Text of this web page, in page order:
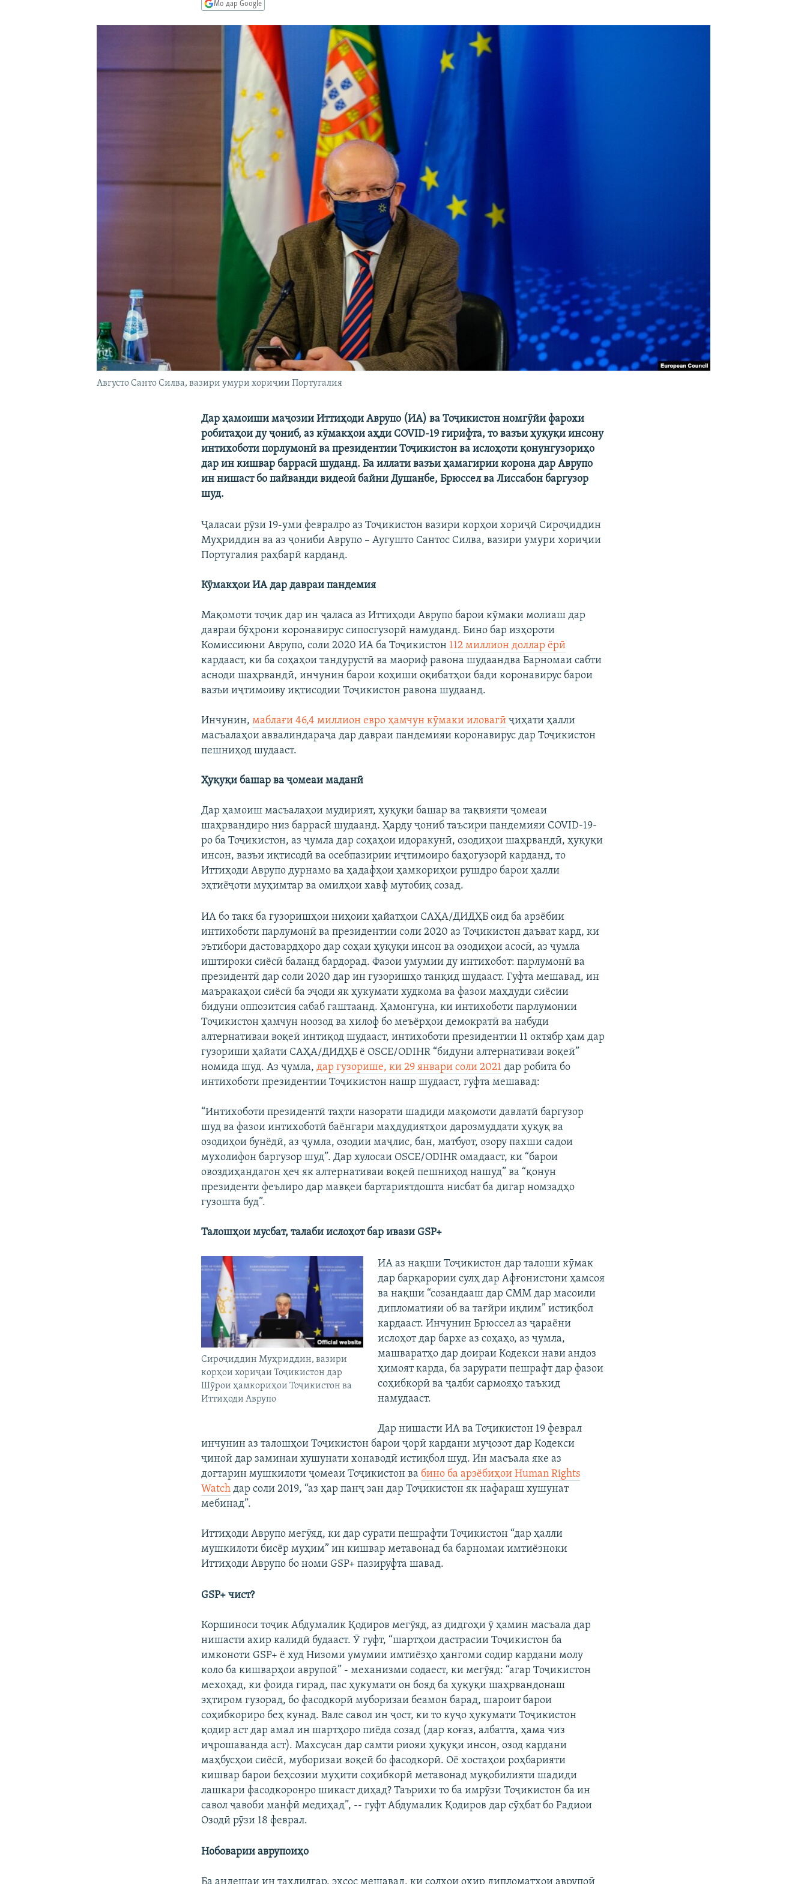
Мо дар Google
Aвгусто Санто Силва, вазири умури хориҷии Португалия
Дар ҳамоиши маҷозии Иттиҳоди Аврупо (ИА) ва Тоҷикистон номгӯйи фарохи
робитаҳои ду ҷониб, аз кӯмакҳои аҳди COVID-19 гирифта, то вазъи ҳуқуқи инсону
интихоботи порлумонӣ ва президентии Тоҷикистон ва ислоҳоти қонунгузориҳо
дар ин кишвар баррасӣ шуданд. Ба иллати вазъи ҳамагирии корона дар Аврупо
ин нишаст бо пайванди видеоӣ байни Душанбе, Брюссел ва Лиссабон баргузор
шуд.
Ҷаласаи рӯзи 19-уми февралро аз Тоҷикистон вазири корҳои хориҷӣ Сироҷиддин
Муҳриддин ва аз ҷониби Аврупо – Аугушто Сантос Силва, вазири умури хориҷии
Португалия раҳбарӣ карданд.
Кӯмакҳои ИА дар давраи пандемия
Мақомоти тоҷик дар ин ҷаласа аз Иттиҳоди Аврупо барои кӯмаки молиаш дар
давраи бӯҳрони коронавирус сипосгузорӣ намуданд. Бино бар изҳороти
Комиссиюни Аврупо, соли 2020 ИА ба Тоҷикистон 112 миллион доллар ёрӣ
кардааст, ки ба соҳаҳои тандурустӣ ва маориф равона шудаандва Барномаи сабти
асноди шаҳрвандӣ, инчунин барои коҳиши оқибатҳои бади коронавирус барои
вазъи иҷтимоиву иқтисодии Тоҷикистон равона шудаанд.
Инчунин,маблағи 46,4 миллион евро ҳамчун кӯмаки иловагӣ ҷиҳати ҳалли
масъалаҳои аввалиндараҷа дар давраи пандемияи коронавирус дар Тоҷикистон
пешниҳод шудааст.
Ҳуқуқи башар ва ҷомеаи маданӣ
Дар ҳамоиш масъалаҳои мудирият, ҳуқуқи башар ва тақвияти ҷомеаи
шаҳрвандиро низ баррасӣ шудаанд. Ҳарду ҷониб таъсири пандемияи COVID-19-
ро ба Тоҷикистон, аз ҷумла дар соҳаҳои идоракунӣ, озодиҳои шаҳрвандӣ, ҳуқуқи
инсон, вазъи иқтисодӣ ва осебпазирии иҷтимоиро баҳогузорӣ карданд, то
Иттиҳоди Аврупо дурнамо ва ҳадафҳои ҳамкориҳои рушдро барои ҳалли
эҳтиёҷоти муҳимтар ва омилҳои хавф мутобиқ созад.
ИА бо такя ба гузоришҳои ниҳоии ҳайатҳои САҲА/ДИДҲБ оид ба арзёбии
интихоботи парлумонӣ ва президентии соли 2020 аз Тоҷикистон даъват кард, ки
эътибори дастовардҳоро дар соҳаи ҳуқуқи инсон ва озодиҳои асосӣ, аз ҷумла
иштироки сиёсӣ баланд бардорад. Фазои умумии ду интихобот: парлумонӣ ва
президентӣ дар соли 2020 дар ин гузоришҳо танқид шудааст. Гуфта мешавад, ин
маъракаҳои сиёсӣ ба эҷоди як ҳукумати худкома ва фазои маҳдуди сиёсии
бидуни оппозитсия сабаб гаштаанд. Ҳамонгуна, ки интихоботи парлумонии
Тоҷикистон ҳамчун ноозод ва хилоф бо меъёрҳои демократӣ ва набуди
алтернативаи воқеӣ интиқод шудааст, интихоботи президентии 11 октябр ҳам дар
гузориши ҳайати САҲА/ДИДҲБ ё OSCE/ODIHR “бидуни алтернативаи воқеӣ”
номида шуд. Аз ҷумла,дар гузорише, ки 29 январи соли 2021 дар робита бо
интихоботи президентии Тоҷикистон нашр шудааст, гуфта мешавад:
“Интихоботи президентӣ таҳти назорати шадиди мақомоти давлатӣ баргузор
шуд ва фазои интихоботӣ баёнгари маҳдудиятҳои дарозмуддати ҳуқуқ ва
озодиҳои бунёдӣ, аз ҷумла, озодии маҷлис, бан, матбуот, озору пахши садои
мухолифон баргузор шуд”. Дар хулосаи OSCE/ODIHR омадааст, ки “барои
овоздиҳандагон ҳеч як алтернативаи воқеӣ пешниҳод нашуд” ва “қонун
президенти феълиро дар мавқеи бартариятдошта нисбат ба дигар номзадҳо
гузошта буд”.
Талошҳои мусбат, талаби ислоҳот бар ивази GSP+
Сироҷиддин Муҳриддин, вазири
корҳои хориҷаи Тоҷикистон дар
Шӯрои ҳамкориҳои Тоҷикистон ва
Иттиҳоди Аврупо
ИА аз нақши Тоҷикистон дар талоши кӯмак
дар барқарории сулҳ дар Афғонистони ҳамсоя
ва нақши “созандааш дар СММ дар масоили
дипломатияи об ва тағйри иқлим” истиқбол
кардааст. Инчунин Брюссел аз ҷараёни
ислоҳот дар бархе аз соҳаҳо, аз ҷумла,
машваратҳо дар доираи Кодекси нави андоз
ҳимоят карда, ба зарурати пешрафт дар фазои
соҳибкорӣ ва ҷалби сармояҳо таъкид
намудааст.
Дар нишасти ИА ва Тоҷикистон 19 феврал
инчунин аз талошҳои Тоҷикистон барои ҷорӣ кардани муҷозот дар Кодекси
ҷиноӣ дар заминаи хушунати хонаводӣ истиқбол шуд. Ин масъала яке аз
доғтарин мушкилоти ҷомеаи Тоҷикистон ва бино ба арзёбиҳои Human Rights
Watch дар соли 2019, “аз ҳар панҷ зан дар Тоҷикистон як нафараш хушунат
мебинад”.
Иттиҳоди Аврупо мегӯяд, ки дар сурати пешрафти Тоҷикистон “дар ҳалли
мушкилоти бисёр муҳим” ин кишвар метавонад ба барномаи имтиёзноки
Иттиҳоди Аврупо бо номи GSP+ пазируфта шавад.
GSP+ чист?
Коршиноси тоҷик Абдумалик Қодиров мегӯяд, аз дидгоҳи ӯ ҳамин масъала дар
нишасти ахир калидӣ будааст. Ӯ гуфт, “шартҳои дастрасии Тоҷикистон ба
имконоти GSP+ ё худ Низоми умумии имтиёзҳо ҳангоми содир кардани молу
коло ба кишварҳои аврупоӣ” - механизми содаест, ки мегӯяд: “агар Тоҷикистон
мехоҳад, ки фоида гирад, пас ҳукумати он бояд ба ҳуқуқи шаҳрвандонаш
эҳтиром гузорад, бо фасодкорӣ муборизаи беамон барад, шароит барои
соҳибкориро беҳ кунад. Вале савол ин ҷост, ки то куҷо ҳукумати Тоҷикистон
қодир аст дар амал ин шартҳоро пиёда созад (дар коғаз, албатта, ҳама чиз
иҷрошаванда аст). Махсусан дар самти риояи ҳуқуқи инсон, озод кардани
маҳбусҳои сиёсӣ, муборизаи воқеӣ бо фасодкорӣ. Оё хостаҳои роҳбарияти
кишвар барои беҳсозии муҳити соҳибкорӣ метавонад муқобилияти шадиди
лашкари фасодкоронро шикаст диҳад? Таърихи то ба имрӯзи Тоҷикистон ба ин
савол ҷавоби манфӣ медиҳад”, -- гуфт Абдумалик Қодиров дар сӯҳбат бо Радиои
Озодӣ рӯзи 18 феврал.
Нобоварии аврупоиҳо